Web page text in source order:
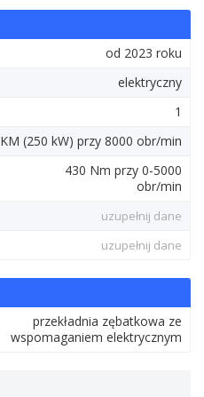
od 2023 roku
elektryczny
1
KM (250 kW) przy 8000 obr/min
430 Nm przy 0-5000
obr/min
uzupełnij dane
uzupełnij dane
przekładnia zębatkowa ze
wspomaganiem elektrycznym